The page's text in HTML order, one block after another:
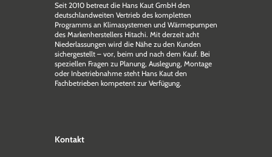
Seit 2010 betreut die Hans Kaut GmbH den
deutschlandweiten Vertrieb des kompletten
Programms an Klimasystemen und Wärmepumpen
des Markenherstellers Hitachi. Mit derzeit acht
Niederlassungen wird die Nähe zu den Kunden
sichergestellt – vor, beim und nach dem Kauf. Bei
speziellen Fragen zu Planung, Auslegung, Montage
oder Inbetriebnahme steht Hans Kaut den
Fachbetrieben kompetent zur Verfügung.
Kontakt